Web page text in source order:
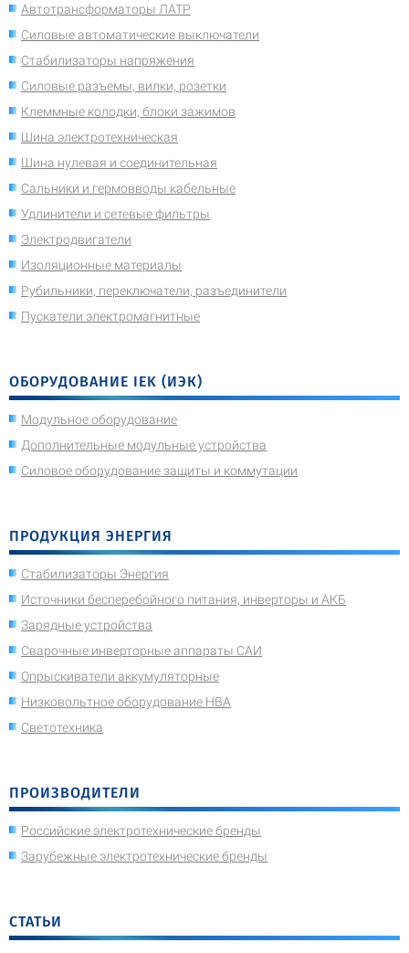
Автотрансформаторы ЛАТР
Силовые автоматические выключатели
Стабилизаторы напряжения
Силовые разъемы, вилки, розетки
Клеммные колодки, блоки зажимов
Шина электротехническая
Шина нулевая и соединительная
Сальники и гермовводы кабельные
Удлинители и сетевые фильтры
Электродвигатели
Изоляционные материалы
Рубильники, переключатели, разъединители
Пускатели электромагнитные
ОБОРУДОВАНИЕ IEK (ИЭК)
Модульное оборудование
Дополнительные модульные устройства
Силовое оборудование защиты и коммутации
ПРОДУКЦИЯ ЭНЕРГИЯ
Стабилизаторы Энергия
Источники бесперебойного питания, инверторы и АКБ
Зарядные устройства
Сварочные инверторные аппараты САИ
Опрыскиватели аккумуляторные
Низковольтное оборудование НВА
Светотехника
ПРОИЗВОДИТЕЛИ
Российские электротехнические бренды
Зарубежные электротехнические бренды
СТАТЬИ